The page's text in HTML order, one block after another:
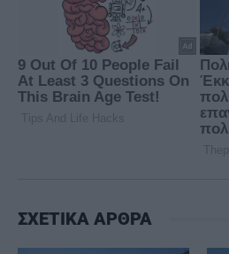
ΣΧΕΤΙΚΑ ΑΡΘΡΑ